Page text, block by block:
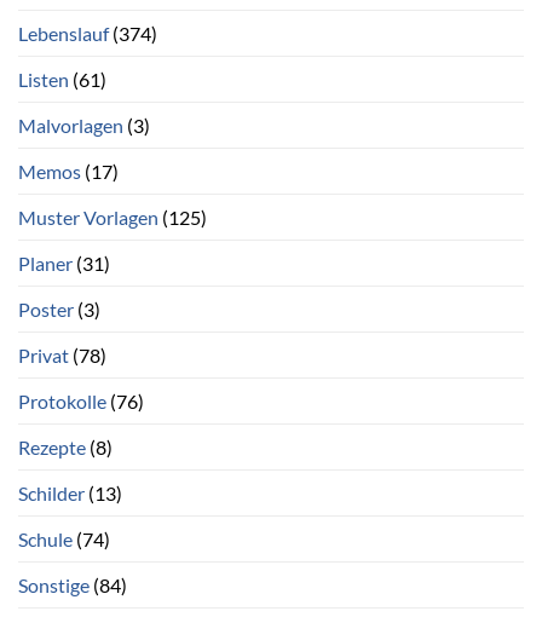
Lebenslauf(374)
Listen (61)
Malvorlagen (3)
Memos (17)
Muster Vorlagen (125)
Planer (31)
Poster (3)
Privat (78)
Protokolle (76)
Rezepte (8)
Schilder (13)
Schule (74)
Sonstige (84)